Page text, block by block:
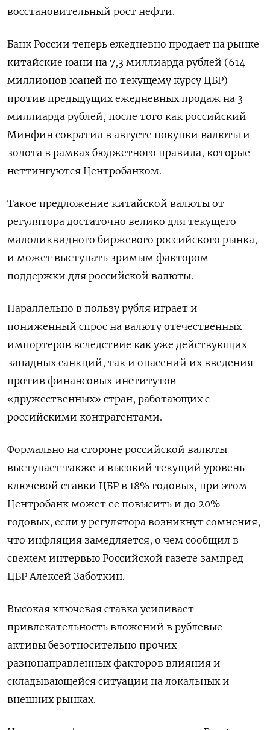
восстановительный рост нефти.
Банк России теперь ежедневно продает на рынке
китайские юани на 7,3 миллиарда рублей (614
миллионов юаней по текущему курсу ЦБР)
против предыдущих ежедневных продаж на 3
миллиарда рублей, после того как российский
Минфин сократил в августе покупки валюты и
золота в рамках бюджетного правила, которые
неттингуются Центробанком.
Такое предложение китайской валюты от
регулятора достаточно велико для текущего
малоликвидного биржевого российского рынка,
и может выступать зримым фактором
поддержки для российской валюты.
Параллельно в пользу рубля играет и
пониженный спрос на валюту отечественных
импортеров вследствие как уже действующих
западных санкций, так и опасений их введения
против финансовых институтов
«дружественных» стран, работающих с
российскими контрагентами.
Формально на стороне российской валюты
выступает также и высокий текущий уровень
ключевой ставки ЦБР в 18% годовых, при этом
Центробанк может ее повысить и до 20%
годовых, если у регулятора возникнут сомнения,
что инфляция замедляется, о чем сообщил в
свежем интервью Российской газете зампред
ЦБР Алексей Заботкин.
Высокая ключевая ставка усиливает
привлекательность вложений в рублевые
активы безотносительно прочих
разнонаправленных факторов влияния и
складывающейся ситуации на локальных и
внешних рынках.